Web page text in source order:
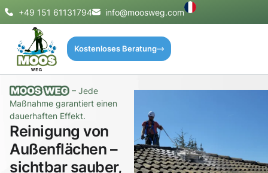
+49 151 61131794 info@moosweg.com
Kostenloses Beratung
– Jede
Maßnahme garantiert einen
dauerhaften Effekt.
Reinigung von
Außenflächen –
sichtbar sauber,